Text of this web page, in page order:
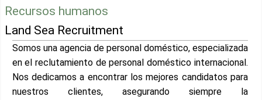
Recursos humanos
Land Sea Recruitment
Somos una agencia de personal doméstico, especializada
en el reclutamiento de personal doméstico internacional.
Nos dedicamos a encontrar los mejores candidatos para
nuestros clientes, asegurando siempre la